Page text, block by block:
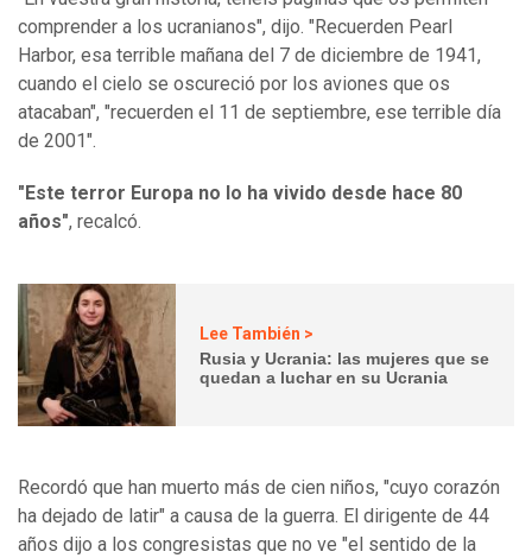
comprender a los ucranianos", dijo. "Recuerden Pearl
Harbor, esa terrible mañana del 7 de diciembre de 1941,
cuando el cielo se oscureció por los aviones que os
atacaban", "recuerden el 11 de septiembre, ese terrible día
de 2001".
"Este terror Europa no lo ha vivido desde hace 80
años", recalcó.
Lee También >
Rusia y Ucrania: las mujeres que se
quedan a luchar en su Ucrania
Recordó que han muerto más de cien niños, "cuyo corazón
ha dejado de latir" a causa de la guerra. El dirigente de 44
años dijo a los congresistas que no ve "el sentido de la